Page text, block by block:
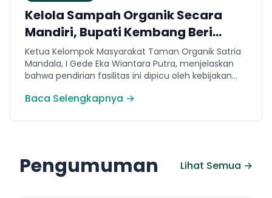
Kelola Sampah Organik Secara
Mandiri, Bupati Kembang Beri
Apresiasi Tinggi Warga Sri
Mandala
Ketua Kelompok Masyarakat Taman Organik Satria
Mandala, I Gede Eka Wiantara Putra, menjelaskan
bahwa pendirian fasilitas ini dipicu oleh kebijakan
2026.
Baca Selengkapnya →
Pengumuman Lihat Semua →